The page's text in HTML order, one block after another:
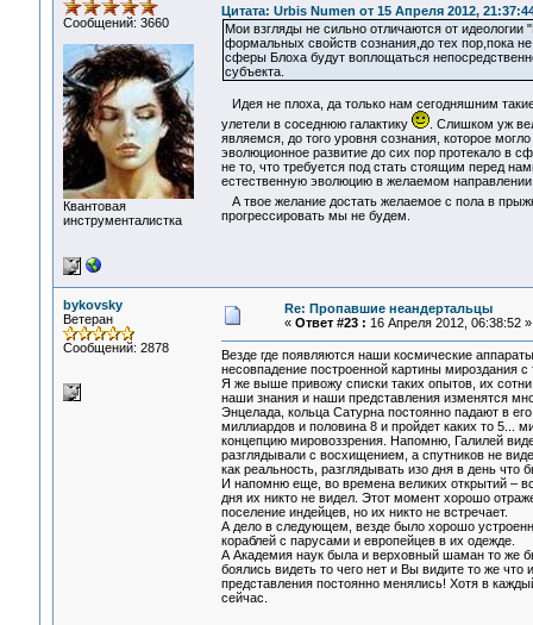
Сообщений: 3660
Квантовая
инструменталистка
Цитата: Urbis Numen от 15 Апреля 2012,
Мои взгляды не сильно отличаются от
формальных свойств сознания,до тех пор,пока
сферы Блоха будут воплощаться
субъекта.
Идея не плоха, да только нам сегодняшним
улетели в соседнюю галактику
. Слишком уж
являемся, до того уровня сознания, которое
эволюционное развитие до сих пор протекало в
не то, что требуется под стать стоящим перед
естественную эволюцию в желаемом направлении,
А твое желание достать желаемое с пола в
прогрессировать мы не будем.
bykovsky
Ветеран
Сообщений: 2878
Re: Пропавшие неандертальцы
« Ответ #23 : 16 Апреля 2012, 06:38:52 »
Везде где появляются наши космические
несовпадение построенной картины мироздания с
Я же выше привожу списки таких опытов, их
наши знания и наши представления изменятся
Энцелада, кольца Сатурна постоянно падают в
миллиардов и половина 8 и пройдет каких то 5...
концепцию мировоззрения. Напомню, Галилей
разглядывали с восхищением, а спутников не
как реальность, разглядывать изо дня в день
И напомню еще, во времена великих открытий –
дня их никто не видел. Этот момент хорошо
поселение индейцев, но их никто не встречает.
А дело в следующем, везде было хорошо
кораблей с парусами и европейцев в их одежде.
А Академия наук была и верховный шаман то же
боялись видеть то чего нет и Вы видите то же
представления постоянно менялись! Хотя в
сейчас.